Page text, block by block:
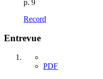
p. 9
Record
Entrevue
PDF